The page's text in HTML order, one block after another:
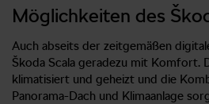
Möglichkeiten des
Auch abseits der zeitgemäßen
Škoda Scala geradezu mit Komfort.
klimatisiert und geheizt und die
Panorama-Dach und Klimaanlage